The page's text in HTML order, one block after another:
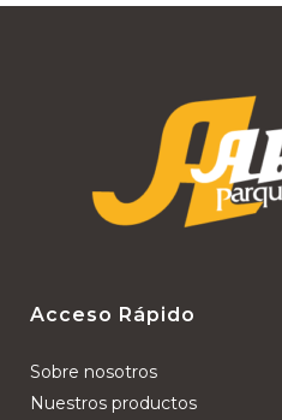
Acceso Rápido
Sobre nosotros
Nuestros productos